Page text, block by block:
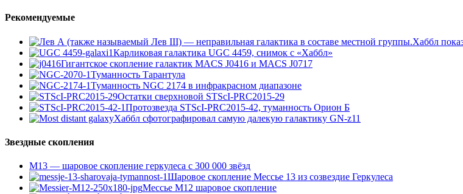
Рекомендуемые
Хаббл
Карликовая галактика UGC 4459, снимок с «Хаббл»
Гигантское скопление галактик MACS J0416 и MACS J0717
Туманность Тарантула
Туманность NGC 2174 в инфракрасном диапазоне
Остатки сверхновой STScI-PRC2015-29
Протозвезда STScI-PRC2015-42, туманность Орион Б
Хаббл сфотографировал самую далекую галактику GN-z11
Звездные скопления
М13 — шаровое скопление геркулеса с 300 000 звёзд
Шаровое скопление Мессье 13 из созвездие Геркулеса
Мессье М12 шаровое скопление